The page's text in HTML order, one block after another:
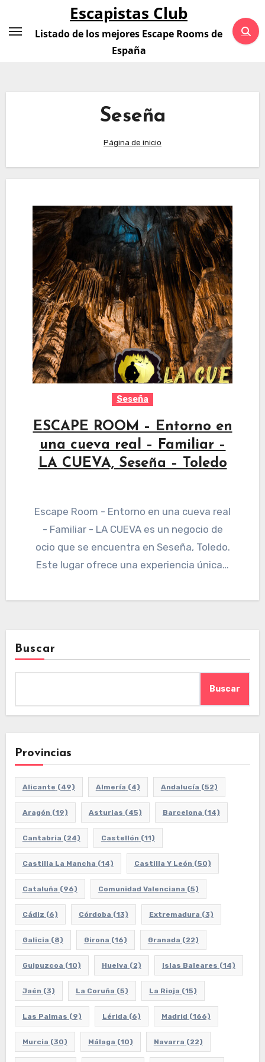
contenido
Escapistas Club
Listado de los mejores Escape Rooms de
España
Seseña
Página de inicio
Seseña
ESCAPE ROOM – Entorno en
una cueva real – Familiar –
LA CUEVA, Seseña – Toledo
Escape Room - Entorno en una cueva real
- Familiar - LA CUEVA es un negocio de
ocio que se encuentra en Seseña, Toledo.
Este lugar ofrece una experiencia única…
Buscar
Buscar
Provincias
Alicante (49) Almería (4) Andalucía (52)
Aragón (19) Asturias (45) Barcelona (14)
Cantabria (24) Castellón (11)
Castilla La Mancha (14) Castilla Y León (50)
Cataluña (96) Comunidad Valenciana (5)
Cádiz (6) Córdoba (13) Extremadura (3)
Galicia (8) Girona (16) Granada (22)
Guipuzcoa (10) Huelva (2) Islas Baleares (14)
Jaén (3) La Coruña (5) La Rioja (15)
Las Palmas (9) Lérida (6) Madrid (166)
Murcia (30) Málaga (10) Navarra (22)